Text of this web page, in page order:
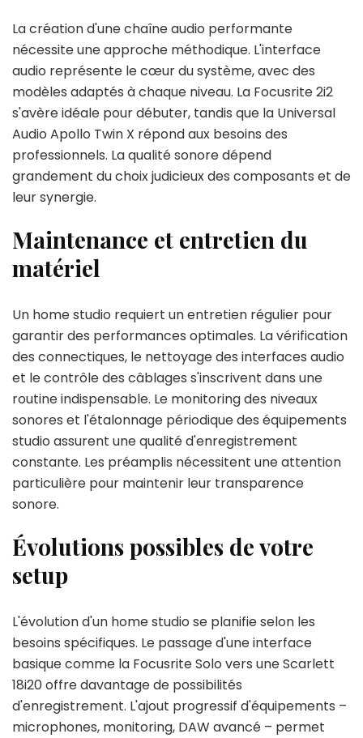
La création d'une chaîne audio performante
nécessite une approche méthodique. L'interface
audio représente le cœur du système, avec des
modèles adaptés à chaque niveau. La Focusrite 2i2
s'avère idéale pour débuter, tandis que la Universal
Audio Apollo Twin X répond aux besoins des
professionnels. La qualité sonore dépend
grandement du choix judicieux des composants et de
leur synergie.
Maintenance et entretien du
matériel
Un home studio requiert un entretien régulier pour
garantir des performances optimales. La vérification
des connectiques, le nettoyage des interfaces audio
et le contrôle des câblages s'inscrivent dans une
routine indispensable. Le monitoring des niveaux
sonores et l'étalonnage périodique des équipements
studio assurent une qualité d'enregistrement
constante. Les préamplis nécessitent une attention
particulière pour maintenir leur transparence
sonore.
Évolutions possibles de votre
setup
L'évolution d'un home studio se planifie selon les
besoins spécifiques. Le passage d'une interface
basique comme la Focusrite Solo vers une Scarlett
18i20 offre davantage de possibilités
d'enregistrement. L'ajout progressif d'équipements –
microphones, monitoring, DAW avancé – permet